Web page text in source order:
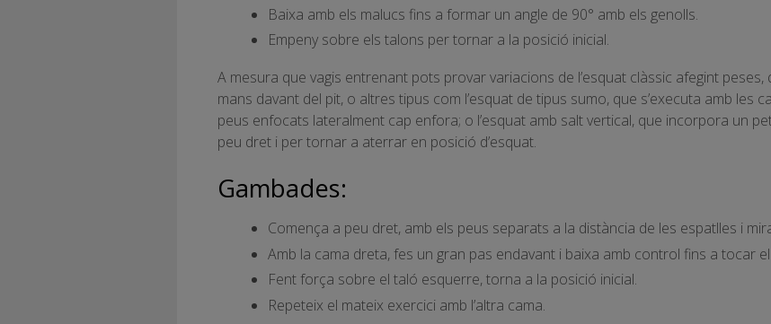
Baixa amb els malucs fins a formar un angle de 90° amb els genolls.
Empeny sobre els talons per tornar a la posició inicial.
A mesura que vagis entrenant pots provar variacions de l’esquat clàssic afegint
mans davant del pit, o altres tipus com l’esquat de tipus sumo, que s’executa amb les
peus enfocats lateralment cap enfora; o l’esquat amb salt vertical, que incorpora un
peu dret i per tornar a aterrar en posició d’esquat.
Gambades:
Comença a peu dret, amb els peus separats a la distància de les espatlles i
Amb la cama dreta, fes un gran pas endavant i baixa amb control fins a tocar
Fent força sobre el taló esquerre, torna a la posició inicial.
Repeteix el mateix exercici amb l’altra cama.